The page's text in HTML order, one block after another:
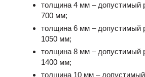
толщина 4 мм – допустимый
700 мм;
толщина 6 мм – допустимый
1050 мм;
толщина 8 мм – допустимый
1400 мм;
толщина 10 мм – допустимый